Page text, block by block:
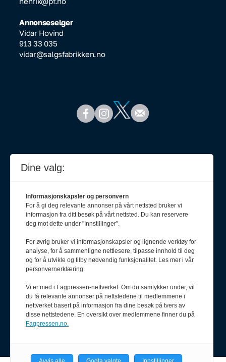
Annonseselger
Vidar Hovind
913 33 035
vidar@salgsfabrikken.no
Meld deg på nyhetsbrev
Dine valg:
Informasjonskapsler og personvern
For å gi deg relevante annonser på vårt nettsted bruker vi
informasjon fra ditt besøk på vårt nettsted. Du kan reservere
deg mot dette under "Innstillinger".
For øvrig bruker vi informasjonskapsler og lignende verktøy for
analyse, for å sammenligne nettlesere, tilpasse innhold til deg
og for å utvikle og tilby nødvendig funksjonalitet. Les mer i vår
personvernerklæring.
Vi er med i Fagpressen-nettverket. Om du samtykker under, vil
du få relevante annonser på nettstedene til medlemmene i
nettverket basert på informasjon fra dine besøk på tvers av
disse nettstedene. En oversikt over medlemmene finner du på
Fagpressen.no.